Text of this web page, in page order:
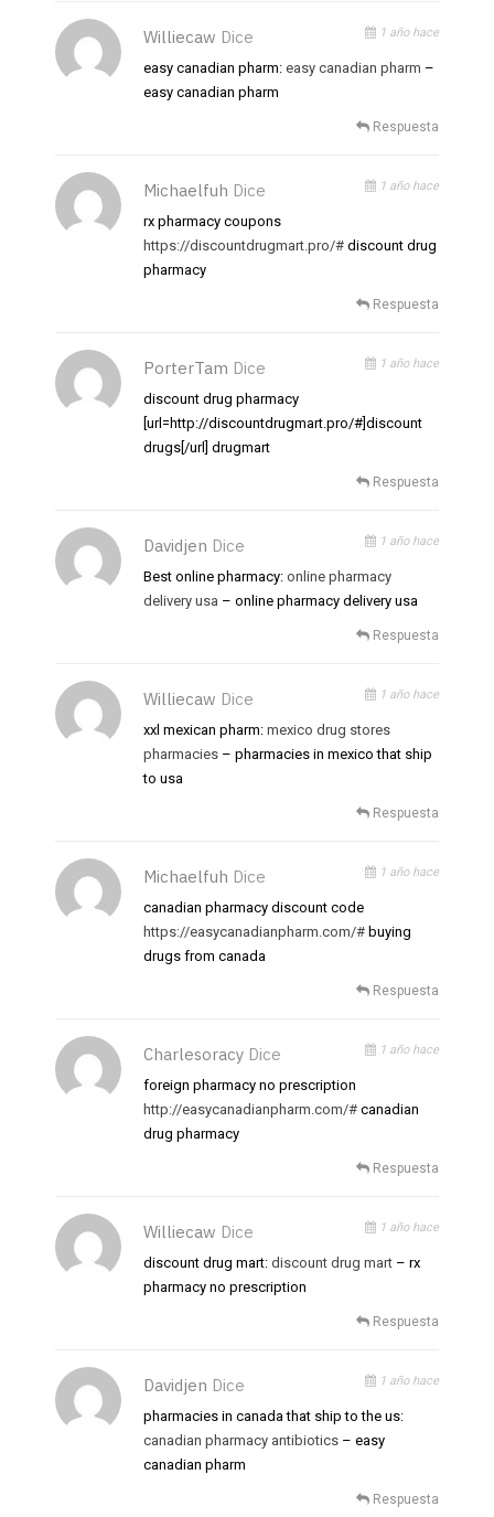
Williecaw Dice 1 año hace
easy canadian pharm: easy canadian pharm –
easy canadian pharm
Respuesta
Michaelfuh Dice 1 año hace
rx pharmacy coupons
https://discountdrugmart.pro/# discount drug
pharmacy
Respuesta
PorterTam Dice 1 año hace
discount drug pharmacy
[url=http://discountdrugmart.pro/#]discount
drugs[/url] drugmart
Respuesta
Davidjen Dice 1 año hace
Best online pharmacy: online pharmacy
delivery usa – online pharmacy delivery usa
Respuesta
Williecaw Dice 1 año hace
xxl mexican pharm: mexico drug stores
pharmacies – pharmacies in mexico that ship
to usa
Respuesta
Michaelfuh Dice 1 año hace
canadian pharmacy discount code
https://easycanadianpharm.com/# buying
drugs from canada
Respuesta
Charlesoracy Dice 1 año hace
foreign pharmacy no prescription
http://easycanadianpharm.com/# canadian
drug pharmacy
Respuesta
Williecaw Dice 1 año hace
discount drug mart: discount drug mart – rx
pharmacy no prescription
Respuesta
Davidjen Dice 1 año hace
pharmacies in canada that ship to the us:
canadian pharmacy antibiotics – easy
canadian pharm
Respuesta